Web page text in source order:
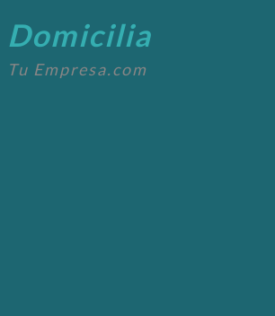
Domicilia
Tu Empresa.com